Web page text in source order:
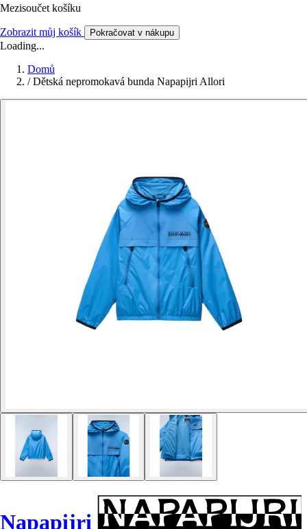
Mezisoučet košíku
Zobrazit můj košík Pokračovat v nákupu
Loading...
Domů
/ Dětská nepromokavá bunda Napapijri Allori
Napapijri